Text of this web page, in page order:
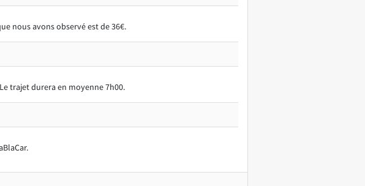
nous avons observé est de 36€.
trajet durera en moyenne 7h00.